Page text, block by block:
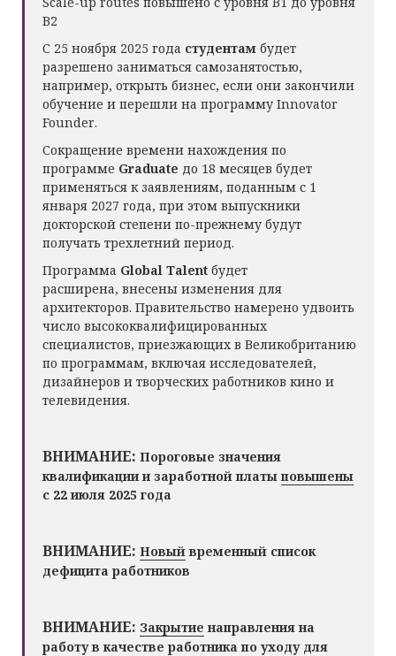
B2
С 25 ноября 2025 года студентам будет
разрешено заниматься самозанятостью,
например, открыть бизнес, если они закончили
обучение и перешли на программу Innovator
Founder.
Сокращение времени нахождения по
программе Graduate до 18 месяцев будет
применяться к заявлениям, поданным с 1
января 2027 года, при этом выпускники
докторской степени по-прежнему будут
получать трехлетний период.
Программа Global Talent будет
расширена, внесены изменения для
архитекторов. Правительство намерено удвоить
число высококвалифицированных
специалистов, приезжающих в Великобританию
по программам, включая исследователей,
дизайнеров и творческих работников кино и
телевидения.
ВНИМАНИЕ: Пороговые значения
квалификации и заработной платыповышены
с 22 июля 2025 года
ВНИМАНИЕ: Новыйвременный список
дефицита работников
ВНИМАНИЕ: Закрытие направления на
работу в качестве работника по уходу для